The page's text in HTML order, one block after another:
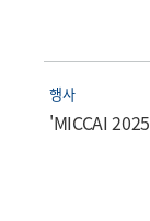
행사
'MICCAI